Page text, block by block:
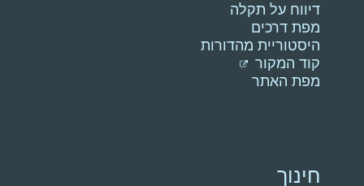
דיווח על תקלה
מפת דרכים
היסטוריית מהדורות
קוד המקור
מפת האתר
חינוך